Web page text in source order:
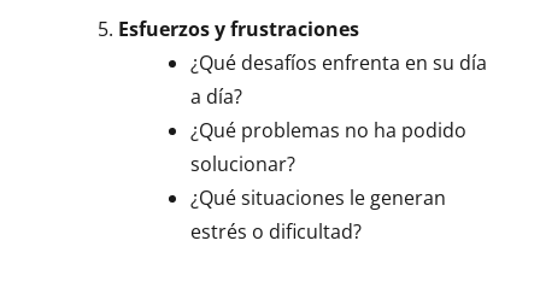
Esfuerzos y frustraciones
¿Qué desafíos enfrenta en su día
a día?
¿Qué problemas no ha podido
solucionar?
¿Qué situaciones le generan
estrés o dificultad?